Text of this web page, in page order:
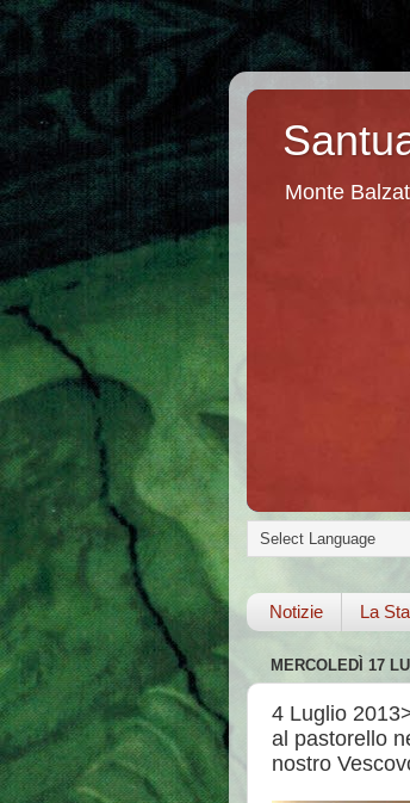
Monte
Notizie La
MERCOLEDÌ 17
4 Luglio
al pastorello
nostro